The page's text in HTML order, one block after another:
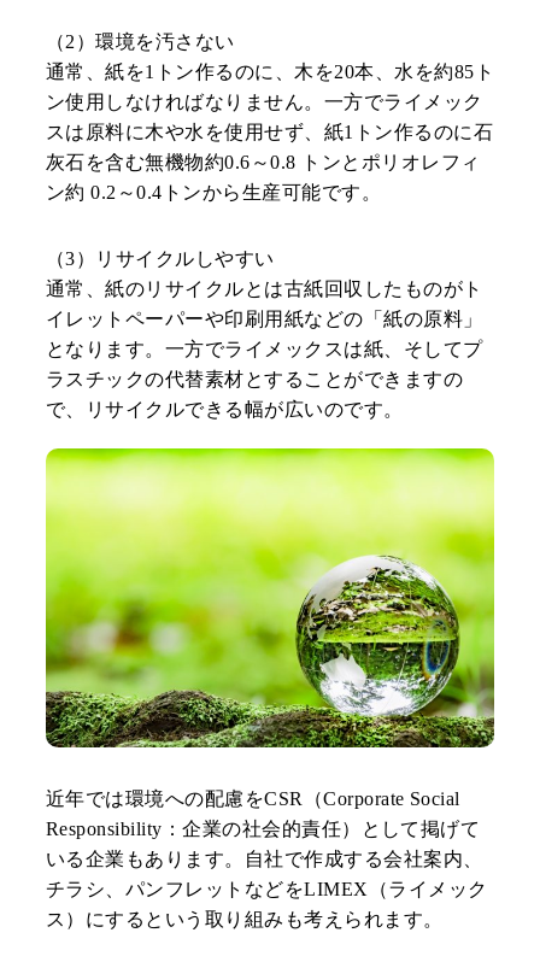
（2）環境を汚さない
通常、紙を1トン作るのに、木を20本、水を約85ト
ン使用しなければなりません。一方でライメック
スは原料に木や水を使用せず、紙1トン作るのに石
灰石を含む無機物約0.6～0.8 トンとポリオレフィ
ン約 0.2～0.4トンから生産可能です。
（3）リサイクルしやすい
通常、紙のリサイクルとは古紙回収したものがト
イレットペーパーや印刷用紙などの「紙の原料」
となります。一方でライメックスは紙、そしてプ
ラスチックの代替素材とすることができますの
で、リサイクルできる幅が広いのです。
近年では環境への配慮をCSR（Corporate Social
Responsibility：企業の社会的責任）として掲げて
いる企業もあります。自社で作成する会社案内、
チラシ、パンフレットなどをLIMEX（ライメック
ス）にするという取り組みも考えられます。